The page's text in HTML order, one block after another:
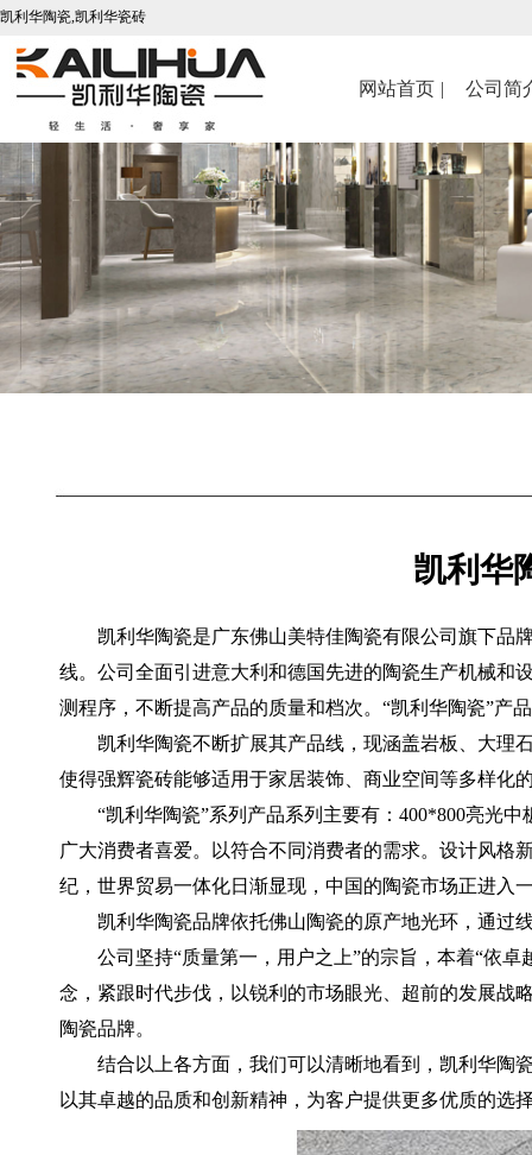
凯利华陶瓷,凯利华瓷砖
网站首页 | 公司简
凯利华
凯利华陶瓷是广东佛山美特佳陶瓷有限公司旗下品
线。公司全面引进意大利和德国先进的陶瓷生产机械和
测程序，不断提高产品的质量和档次。“凯利华陶瓷”产
凯利华陶瓷不断扩展其产品线，现涵盖岩板、大理
使得强辉瓷砖能够适用于家居装饰、商业空间等多样化
“凯利华陶瓷”系列产品系列主要有：400*800亮光
广大消费者喜爱。以符合不同消费者的需求。设计风格
纪，世界贸易一体化日渐显现，中国的陶瓷市场正进入
凯利华陶瓷品牌依托佛山陶瓷的原产地光环，通过
公司坚持“质量第一，用户之上”的宗旨，本着“依
念，紧跟时代步伐，以锐利的市场眼光、超前的发展战
陶瓷品牌。
结合以上各方面，我们可以清晰地看到，凯利华陶
以其卓越的品质和创新精神，为客户提供更多优质的选